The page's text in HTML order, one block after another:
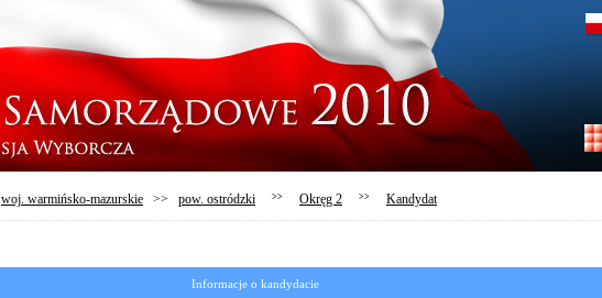
woj. warmińsko-mazurskie >> pow. ostródzki >> Okręg 2 >> Kandydat
Informacje o kandydacie